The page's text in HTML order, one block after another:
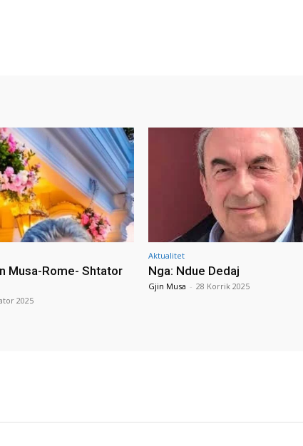
Musa-Rome- Shtator
2025
Aktualitet
Nga: Ndue Dedaj
Gjin Musa - 28 Korrik 2025